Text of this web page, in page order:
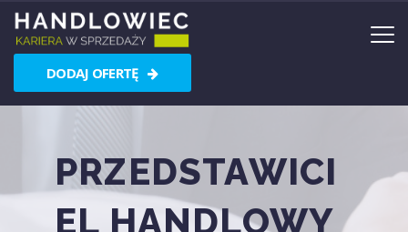
DODAJ OFERTĘ
PRZEDSTAWICI
EL HANDLOWY